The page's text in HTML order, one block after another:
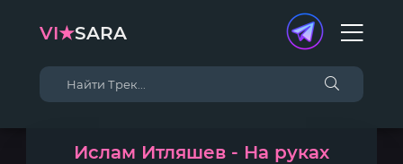
VI★SARA
Ислам Итляшев - На руках